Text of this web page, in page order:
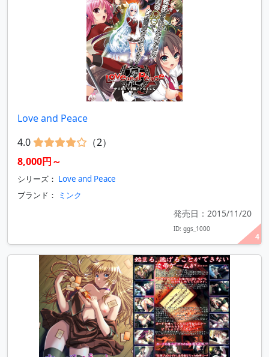
4
Love and Peace
4.0
（2）
8,000円～
シリーズ： Love and Peace
ブランド：
ミンク
発売日：2015/11/20
ID: ggs_1000